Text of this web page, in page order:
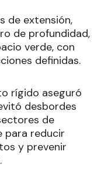
de extensión,
de profundidad,
verde, con
definidas.
rígido aseguró
desbordes
de
para reducir
y prevenir